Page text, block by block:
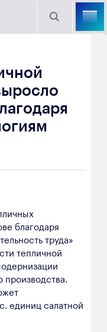
Мэйк
благодаря
труда»
тепличной
единиц салатной